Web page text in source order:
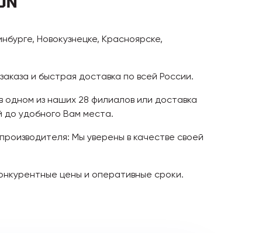
Новокузнецке, Красноярске,
и быстрая доставка по всей России.
одном из наших 28 филиалов или доставка
до удобного Вам места.
Мы уверены в качестве своей
цены и оперативные сроки.